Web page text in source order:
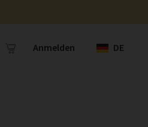
Anmelden DE